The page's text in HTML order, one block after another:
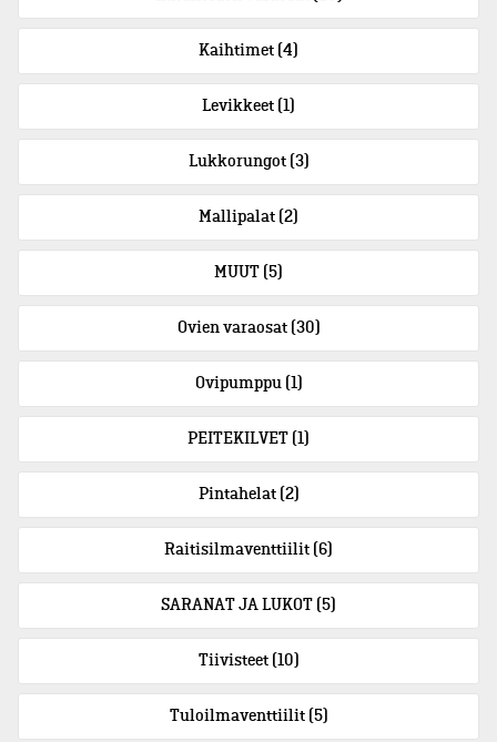
Kaihtimet (4)
Levikkeet (1)
Lukkorungot (3)
Mallipalat (2)
MUUT (5)
Ovien varaosat (30)
Ovipumppu (1)
PEITEKILVET (1)
Pintahelat (2)
Raitisilmaventtiilit (6)
SARANAT JA LUKOT (5)
Tiivisteet (10)
Tuloilmaventtiilit (5)